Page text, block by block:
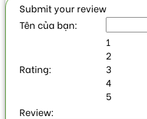
Submit your review
Tên của bạn:
Rating:
1
2
3
4
5
Review: